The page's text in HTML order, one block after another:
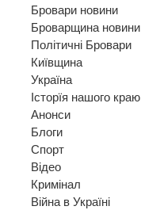
Бровари новини
Броварщина новини
Політичні Бровари
Київщина
Україна
Історїя нашого краю
Анонси
Блоги
Спорт
Відео
Кримінал
Війна в Україні